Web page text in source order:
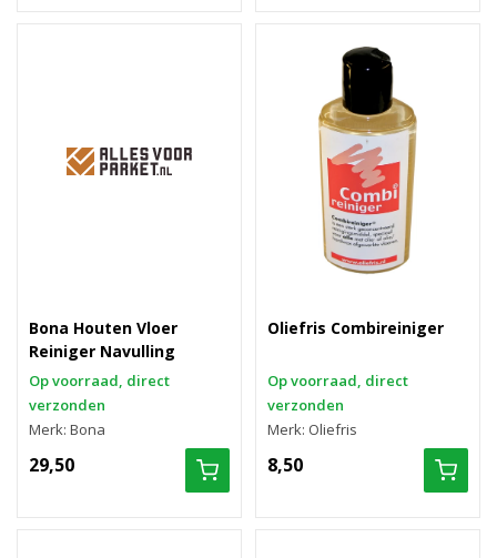
Bona Houten Vloer
Reiniger Navulling
Op voorraad, direct
verzonden
Merk: Bona
29,50
Oliefris Combireiniger
Op voorraad, direct
verzonden
Merk: Oliefris
8,50